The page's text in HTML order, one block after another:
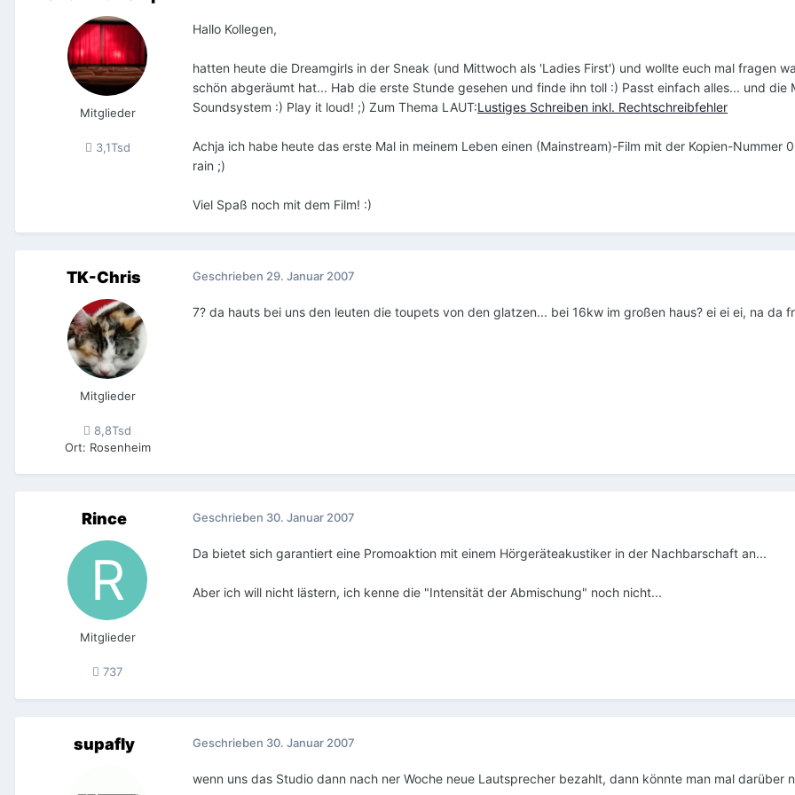
Mitglieder
3,1Tsd
Hallo Kollegen,
hatten heute die Dreamgirls in der Sneak (und Mittwoch als 'Ladies First') und wollte euch mal fragen
schön abgeräumt hat... Hab die erste Stunde gesehen und finde ihn toll :) Passt einfach alles... und
Soundsystem :) Play it loud! ;) Zum Thema LAUT:Lustiges Schreiben inkl. Rechtschreibfehler
Achja ich habe heute das erste Mal in meinem Leben einen (Mainstream)-Film mit der Kopien-
rain ;)
Viel Spaß noch mit dem Film! :)
TK-Chris
Mitglieder
8,8Tsd
Ort: Rosenheim
Geschrieben 29. Januar 2007
7? da hauts bei uns den leuten die toupets von den glatzen... bei 16kw im großen haus? ei ei ei, na da
Rince
Mitglieder
737
Geschrieben 30. Januar 2007
Da bietet sich garantiert eine Promoaktion mit einem Hörgeräteakustiker in der Nachbarschaft an...
Aber ich will nicht lästern, ich kenne die "Intensität der Abmischung" noch nicht...
supafly Geschrieben 30. Januar 2007
wenn uns das Studio dann nach ner Woche neue Lautsprecher bezahlt, dann könnte man mal darüber